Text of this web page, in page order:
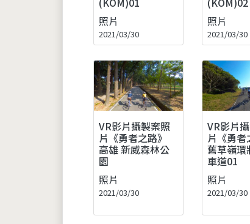
照片
2021/03/30
照片
2021/03/30
VR影片攝製案照
片《勇者之路》
高雄 新威森林公
園
照片
2021/03/30
VR影片
片《勇者
舊草嶺環
車道01
照片
2021/03/30